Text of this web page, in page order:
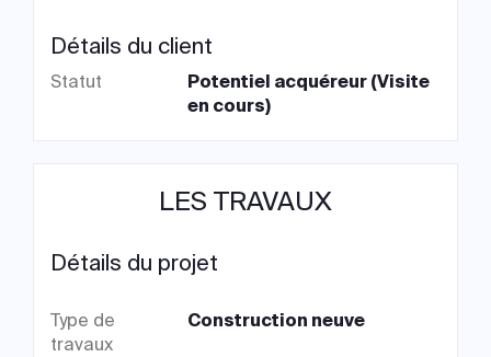
Détails du client
Statut
Potentiel acquéreur (Visite
en cours)
LES TRAVAUX
Détails du projet
Type de
travaux
Construction neuve